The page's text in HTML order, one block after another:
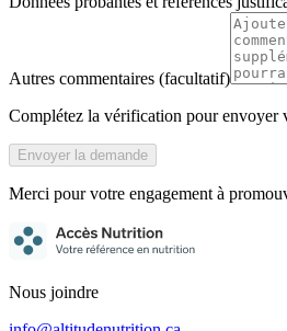
Autres commentaires (facultatif)
Complétez la vérification pour envoyer
Envoyer la demande
Merci pour votre engagement à
Nous joindre